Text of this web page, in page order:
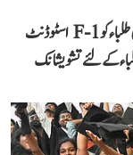
نئے اعداد و شمار کے مطابق، داخلوں کے سیزن میں ہندوستانی طلباء کو F-1 اسٹوڈنٹ
طلباء کے لئے تشویشانک